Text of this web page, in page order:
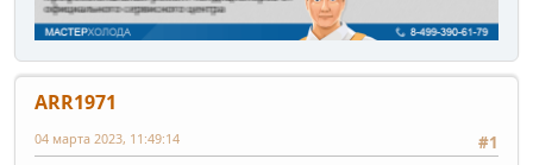
ARR1971
#1
04 марта 2023, 11:49:14